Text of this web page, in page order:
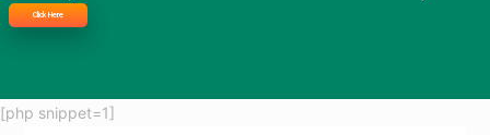
Click Here
[php snippet=1]